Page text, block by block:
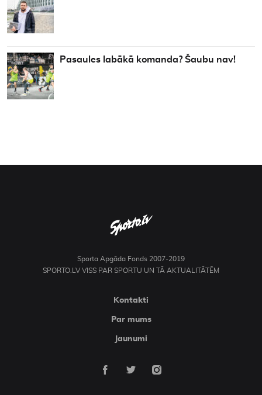
Pasaules labākā komanda? Šaubu nav!
Sporta Apgāda Fonds 2007-2019
SPORTO.LV VISS PAR SPORTU UN TĀ AKTUALITĀTĒM
Kontakti
Par mums
Jaunumi